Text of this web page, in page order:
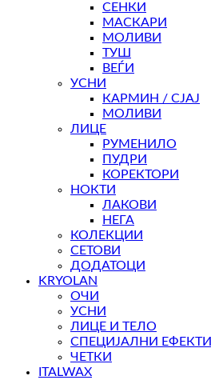
СЕНКИ
МАСКАРИ
МОЛИВИ
ТУШ
ВЕЃИ
УСНИ
КАРМИН / СЈАЈ
МОЛИВИ
ЛИЦЕ
РУМЕНИЛО
ПУДРИ
КОРЕКТОРИ
НОКТИ
ЛАКОВИ
НЕГА
КОЛЕКЦИИ
СЕТОВИ
ДОДАТОЦИ
KRYOLAN
ОЧИ
УСНИ
ЛИЦЕ И ТЕЛО
СПЕЦИЈАЛНИ ЕФЕКТИ
ЧЕТКИ
ITALWAX